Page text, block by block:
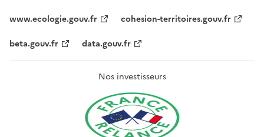
www.ecologie.gouv.fr
cohesion-territoires.gouv.fr
beta.gouv.fr
data.gouv.fr
Nos investisseurs